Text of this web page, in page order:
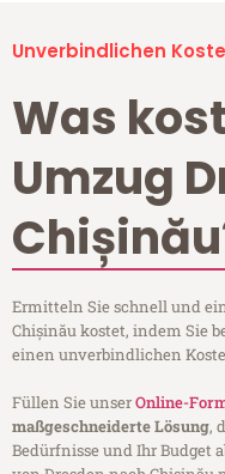
Unverbindlichen
Was
Umzug
Ermitteln Sie schnell und
Chișinău kostet, indem Sie
einen unverbindlichen
Füllen Sie unserOnline-
maßgeschneiderte Lösung,
Bedürfnisse und Ihr Budget